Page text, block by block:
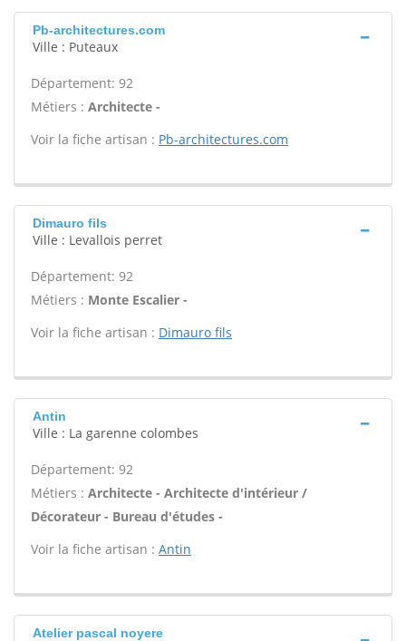
Pb-architectures.com
Ville : Puteaux
Département: 92
Métiers : Architecte -
Voir la fiche artisan : Pb-architectures.com
Dimauro fils
Ville : Levallois perret
Département: 92
Métiers : Monte Escalier -
Voir la fiche artisan : Dimauro fils
Antin
Ville : La garenne colombes
Département: 92
Métiers : Architecte - Architecte d'intérieur /
Décorateur - Bureau d'études -
Voir la fiche artisan : Antin
Atelier pascal noyere